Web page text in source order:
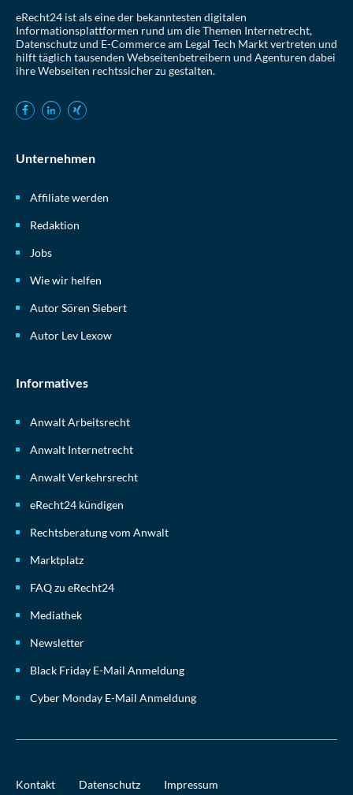
eRecht24 ist als eine der bekanntesten digitalen
Informationsplattformen rund um die Themen Internetrecht,
Datenschutz und E-Commerce am Legal Tech Markt vertreten und
hilft täglich tausenden Webseitenbetreibern und Agenturen dabei
ihre Webseiten rechtssicher zu gestalten.
Unternehmen
Affiliate werden
Redaktion
Jobs
Wie wir helfen
Autor Sören Siebert
Autor Lev Lexow
Informatives
Anwalt Arbeitsrecht
Anwalt Internetrecht
Anwalt Verkehrsrecht
eRecht24 kündigen
Rechtsberatung vom Anwalt
Marktplatz
FAQ zu eRecht24
Mediathek
Newsletter
Black Friday E-Mail Anmeldung
Cyber Monday E-Mail Anmeldung
Kontakt Datenschutz Impressum